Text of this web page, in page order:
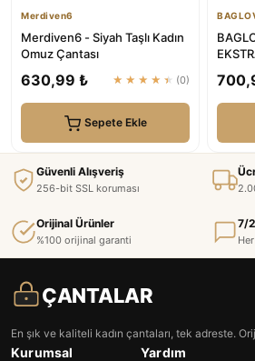
Merdiven6
Merdiven6 - Siyah Taşlı Kadın
Omuz Çantası
630,99 ₺ ★★★★★ (0)
Sepete Ekle
Güvenli Alışveriş
256-bit SSL koruması
Orijinal Ürünler
%100 orijinal garanti
7/
ÇANTALAR
En şık ve kaliteli kadın çantaları, tek adreste.
Kurumsal Yardım